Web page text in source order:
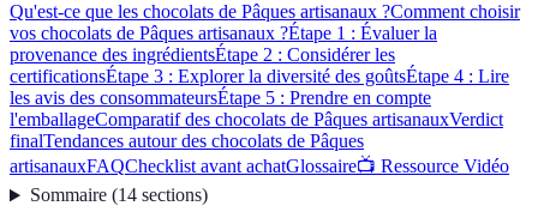
Qu'est-ce que les chocolats de Pâques artisanaux ?Comment choisir
vos chocolats de Pâques artisanaux ?Étape 1 : Évaluer la
provenance des ingrédientsÉtape 2 : Considérer les
certificationsÉtape 3 : Explorer la diversité des goûtsÉtape 4 : Lire
les avis des consommateursÉtape 5 : Prendre en compte
l'emballageComparatif des chocolats de Pâques artisanauxVerdict
finalTendances autour des chocolats de Pâques
artisanauxFAQChecklist avant achatGlossaire📺 Ressource Vidéo
Sommaire(14 sections)